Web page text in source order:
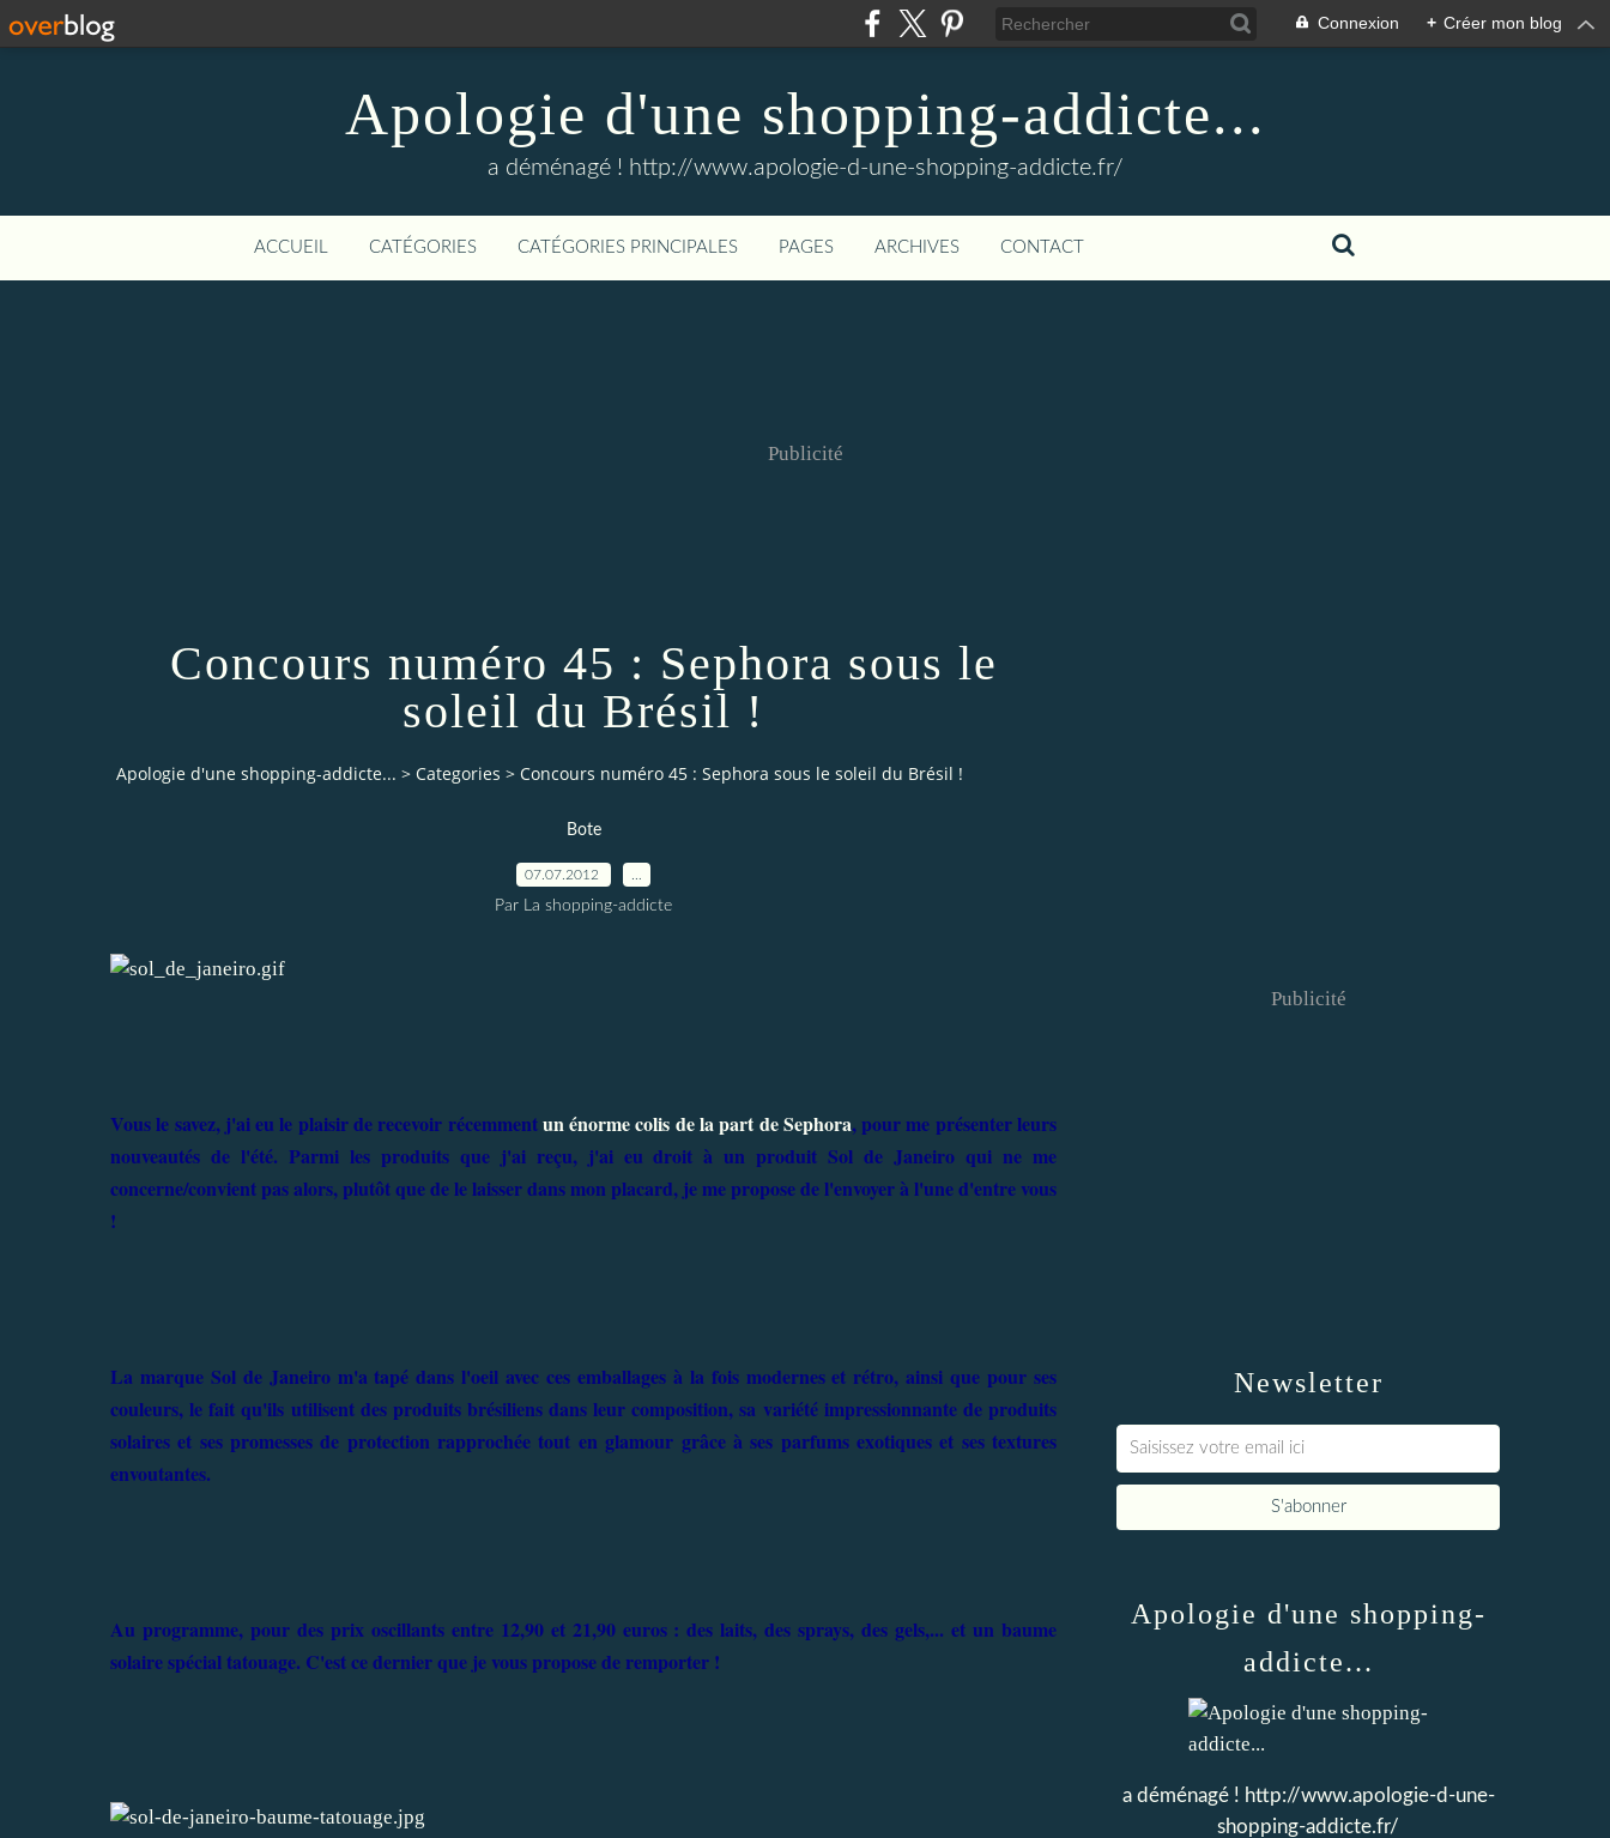
Connexion + Créer mon blog
Apologie d'une shopping-addicte...
a déménagé ! http://www.apologie-d-une-shopping-addicte.fr/
ACCUEIL CATÉGORIES CATÉGORIES PRINCIPALES PAGES ARCHIVES CONTACT
Publicité
Concours numéro 45 : Sephora sous le
soleil du Brésil !
Apologie d'une shopping-addicte... > Categories > Concours numéro 45 : Sephora sous le soleil du Brésil !
Bote
07.07.2012
Par La shopping-addicte
Vous le savez, j'ai eu le plaisir de recevoir récemmentun énorme colis de la part de Sephora, pour me présenter leurs
nouveautés de l'été. Parmi les produits que j'ai reçu, j'ai eu droit à un produit Sol de Janeiro qui ne me
concerne/convient pas alors, plutôt que de le laisser dans mon placard, je me propose de l'envoyer à l'une d'entre vous
!
La marque Sol de Janeiro m'a tapé dans l'oeil avec ces emballages à la fois modernes et rétro, ainsi que pour ses
couleurs, le fait qu'ils utilisent des produits brésiliens dans leur composition, sa variété impressionnante de produits
solaires et ses promesses de protection rapprochée tout en glamour grâce à ses parfums exotiques et ses textures
envoutantes.
Au programme, pour des prix oscillants entre 12,90 et 21,90 euros : des laits, des sprays, des gels,... et un baume
solaire spécial tatouage. C'est ce dernier que je vous propose de remporter !
Newsletter
Publicité
Apologie d'une shopping-
addicte...
a déménagé ! http://www.apologie-d-une-
shopping-addicte.fr/